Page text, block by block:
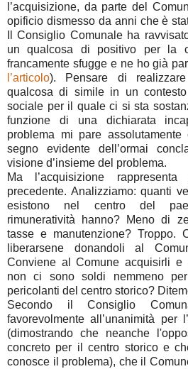
l’acquisizione, da parte del
opificio dismesso da anni che è
Il Consiglio Comunale ha
un qualcosa di positivo per la
francamente sfugge e ne ho già
l’articolo). Pensare di
qualcosa di simile in un
sociale per il quale ci si sta
funzione di una dichiarata
problema mi pare assolutamente
segno evidente dell’ormai
visione d’insieme del problema.
Ma l’acquisizione
precedente. Analizziamo: quanti
esistono nel centro del
rimuneratività hanno? Meno di
tasse e manutenzione? Troppo.
liberarsene donandoli al
Conviene al Comune acquisirli e
non ci sono soldi nemmeno
pericolanti del centro storico?
Secondo il Consiglio
favorevolmente all’unanimità per
(dimostrando che neanche
concreto per il centro storico e
conosce il problema), che il